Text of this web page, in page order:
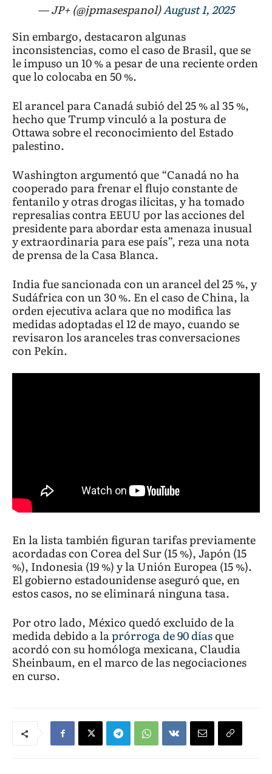
— JP+ (@jpmasespanol)August 1, 2025
Sin embargo, destacaron algunas
inconsistencias, como el caso de Brasil, que se
le impuso un 10 % a pesar de una reciente orden
que lo colocaba en 50 %.
El arancel para Canadá subió del 25 % al 35 %,
hecho que Trump vinculó a la postura de
Ottawa sobre el reconocimiento del Estado
palestino.
Washington argumentó que “Canadá no ha
cooperado para frenar el flujo constante de
fentanilo y otras drogas ilícitas, y ha tomado
represalias contra EEUU por las acciones del
presidente para abordar esta amenaza inusual
y extraordinaria para ese país”, reza una nota
de prensa de la Casa Blanca.
India fue sancionada con un arancel del 25 %, y
Sudáfrica con un 30 %. En el caso de China, la
orden ejecutiva aclara que no modifica las
medidas adoptadas el 12 de mayo, cuando se
revisaron los aranceles tras conversaciones
con Pekín.
En la lista también figuran tarifas previamente
acordadas con Corea del Sur (15 %), Japón (15
%), Indonesia (19 %) y la Unión Europea (15 %).
El gobierno estadounidense aseguró que, en
estos casos, no se eliminará ninguna tasa.
Por otro lado, México quedó excluido de la
medida debido a laprórroga de 90 díasque
acordó con su homóloga mexicana, Claudia
Sheinbaum, en el marco de las negociaciones
en curso.